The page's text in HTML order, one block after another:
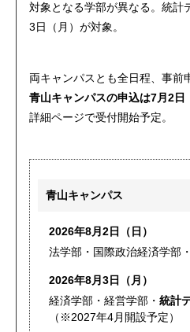
対象となる学部が異なる。統計
3日（月）が対象。
両キャンパスとも全日程、事前
青山キャンパスの申込は7月2日
詳細ページで受付開始予定。
青山キャンパス
2026年8月2日（日）
法学部・国際政治経済学部
2026年8月3日（月）
経済学部・経営学部・ 統計
（※2027年4月開設予定）